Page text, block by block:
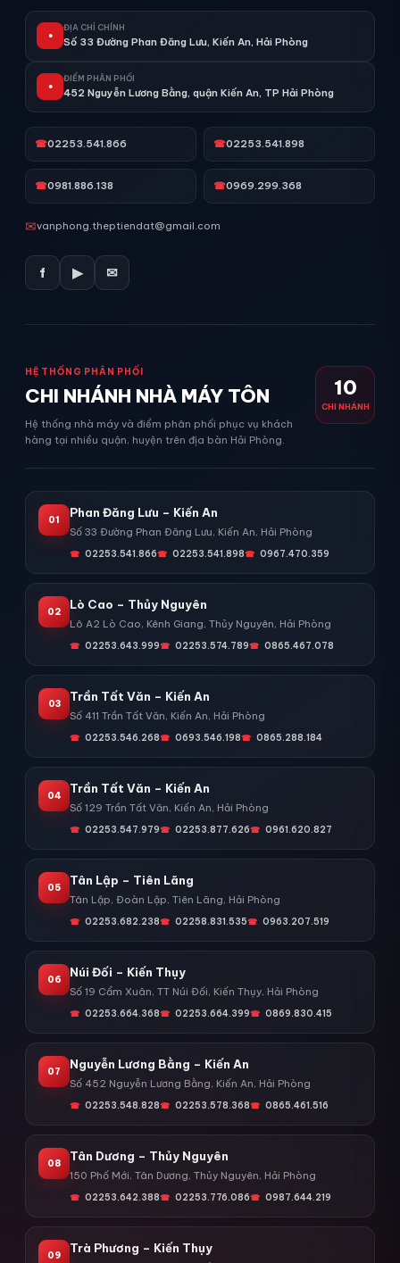
●
ĐỊA CHỈ CHÍNH
Số 33 Đường Phan Đăng Lưu, Kiến An, Hải Phòng
●
ĐIỂM PHÂN PHỐI
452 Nguyễn Lương Bằng, quận Kiến An, TP Hải Phòng
☎02253.541.866 ☎02253.541.898
☎0981.886.138 ☎0969.299.368
✉vanphong.theptiendat@gmail.com
f ▶ ✉
HỆ THỐNG PHÂN PHỐI
CHI NHÁNH NHÀ MÁY TÔN
Hệ thống nhà máy và điểm phân phối phục vụ khách
hàng tại nhiều quận, huyện trên địa bàn Hải Phòng.
10
CHI NHÁNH
01
Phan Đăng Lưu – Kiến An
Số 33 Đường Phan Đăng Lưu, Kiến An, Hải Phòng
02253.541.866 02253.541.898 0967.470.359
02
Lò Cao – Thủy Nguyên
Lô A2 Lò Cao, Kênh Giang, Thủy Nguyên, Hải Phòng
02253.643.999 02253.574.789 0865.467.078
03
Trần Tất Văn – Kiến An
Số 411 Trần Tất Văn, Kiến An, Hải Phòng
02253.546.268 0693.546.198 0865.288.184
04
Trần Tất Văn – Kiến An
Số 129 Trần Tất Văn, Kiến An, Hải Phòng
02253.547.979 02253.877.626 0961.620.827
05
Tân Lập – Tiên Lãng
Tân Lập, Đoàn Lập, Tiên Lãng, Hải Phòng
02253.682.238 02258.831.535 0963.207.519
06
Núi Đối – Kiến Thụy
Số 19 Cẩm Xuân, TT Núi Đối, Kiến Thụy, Hải Phòng
02253.664.368 02253.664.399 0869.830.415
07
Nguyễn Lương Bằng – Kiến An
Số 452 Nguyễn Lương Bằng, Kiến An, Hải Phòng
02253.548.828 02253.578.368 0865.461.516
08
Tân Dương – Thủy Nguyên
150 Phố Mới, Tân Dương, Thủy Nguyên, Hải Phòng
02253.642.388 02253.776.086 0987.644.219
09
Trà Phương – Kiến Thụy